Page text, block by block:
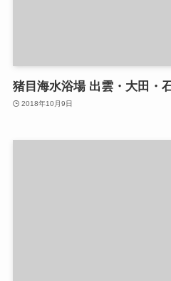
猪目海水浴場 出雲・大田・
2018年10月9日